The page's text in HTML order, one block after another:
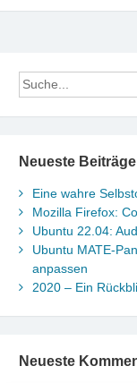
Neueste Beiträge
Eine wahre
Mozilla Firefox:
Ubuntu 22.04:
Ubuntu MATE-
anpassen
2020 – Ein
Neueste